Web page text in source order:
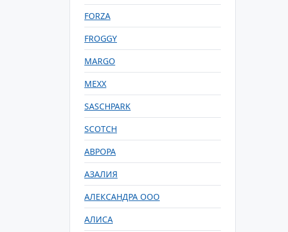
FORZA
FROGGY
MARGO
MEXX
SASCHPARK
SCOTCH
АВРОРА
АЗАЛИЯ
АЛЕКСАНДРА ООО
АЛИСА